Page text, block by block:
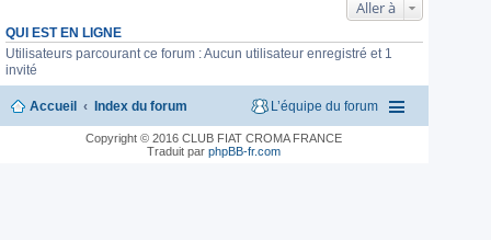
Aller à
QUI EST EN LIGNE
Utilisateurs parcourant ce forum : Aucun utilisateur enregistré et 1
invité
Accueil Index du forum L’équipe du forum
Copyright © 2016 CLUB FIAT CROMA FRANCE
Traduit parphpBB-fr.com